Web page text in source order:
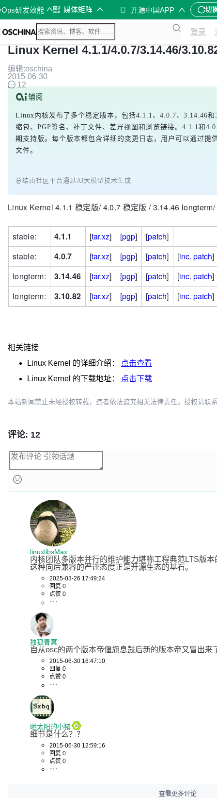
研发效能 媒体矩阵 开源中国APP 切
登录
Linux Kernel 4.1.1/4.0.7/3.14.46/
编辑:oschina
2015-06-30
12
Linux内核发布了多个稳定版本，包括4.1.1、4.0.7、3.14.46
缩包、PGP签名、补丁文件、差异视图和浏览链接。4.1.1和
期支持版。每个版本都包含详细的变更日志，用户可以通过提
文件。
总结由社区平台通过AI大模型技术生成
Linux Kernel 4.1.1 稳定版/ 4.0.7 稳定版 / 3.14.46
stable: 4.1.1 [tar.xz] [pgp] [patch]
stable:
4.0.7 [tar.xz] [pgp] [patch] [inc. patch]
longterm:
3.14.46 [tar.xz] [pgp] [patch] [inc. patch]
longterm:
3.10.82 [tar.xz] [pgp] [patch] [inc. patch]
相关链接
Linux Kernel 的详细介绍：
点击查看
Linux Kernel 的下载地址： 点击下载
本站新闻禁止未经授权转载，违者依法追究相关法律责任。授权请联
评论: 12
linuxlibsMax
内核团队多版本并行的维护能力堪称工程典范LTS版
这种向后兼容的严谨态度正是开源生态的基石。
2025-03-26 17:49:24
回复 0
点赞 0
独孤青冥
自从osc的两个版本帝偃旗息鼓后新的版本帝又冒出来
2015-06-30 16:47:10
回复 0
点赞 0
晒太阳的小猪
细节是什么？？
2015-06-30 12:59:16
回复 0
点赞 0
查看更多评论